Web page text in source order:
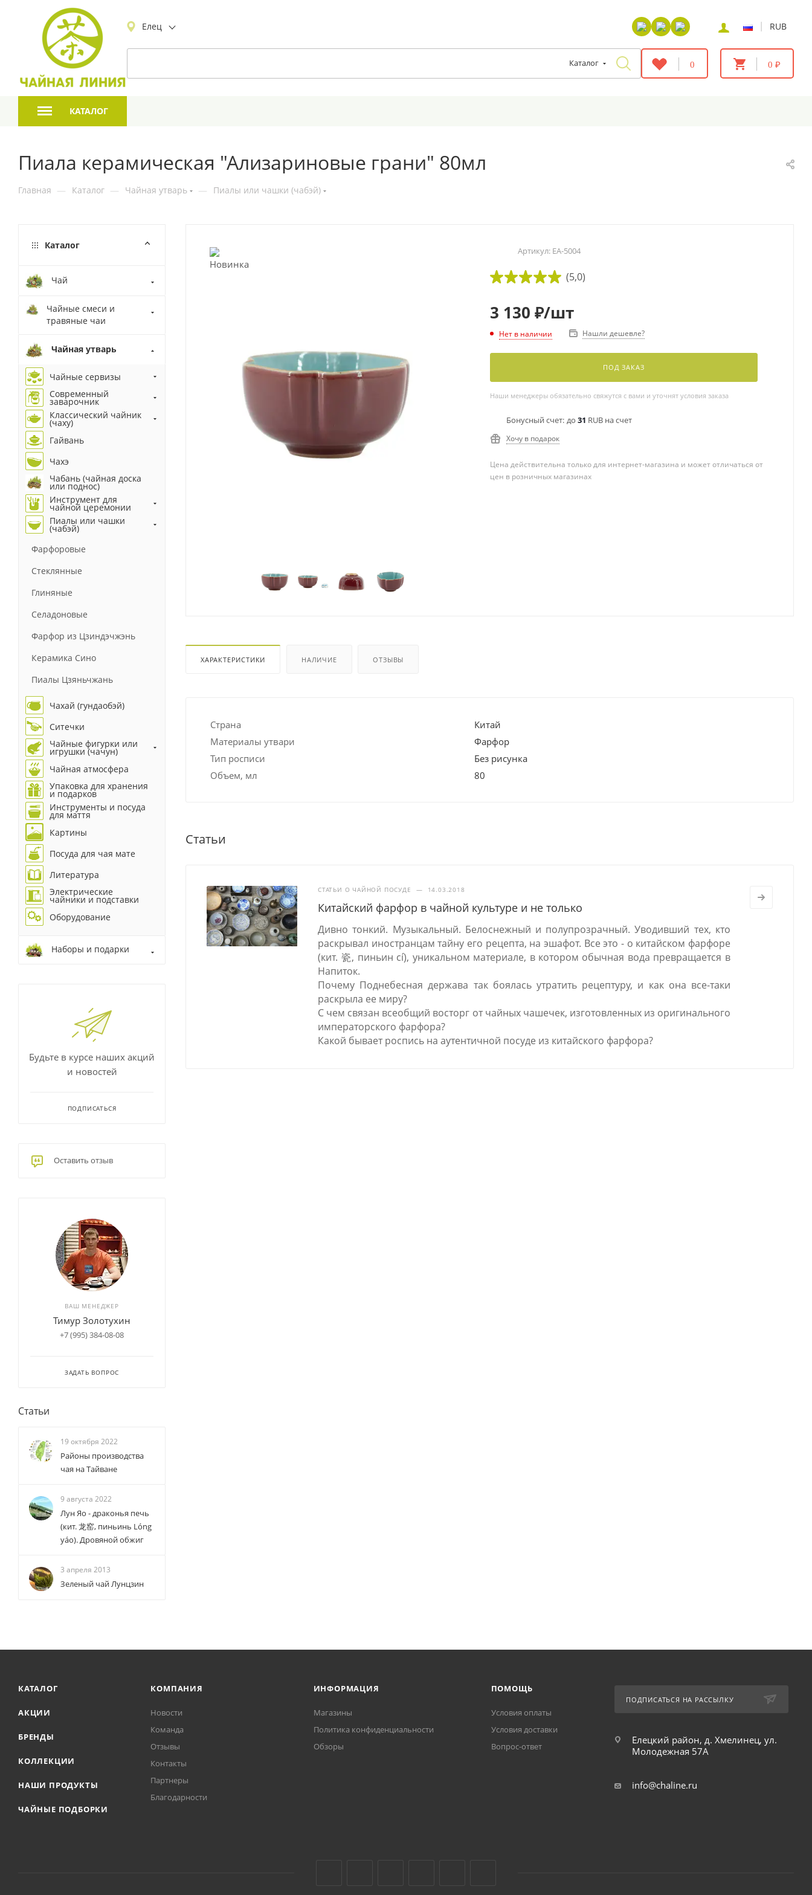
Елец | RUB
Каталог 0 0 ₽
КАТАЛОГ
Пиала керамическая "Ализариновые грани" 80мл
Главная — Каталог — Чайная утварь — Пиалы или чашки (чабэй)
Артикул: EA-5004
(5,0)
3 130 ₽/шт
Нет в наличии Нашли дешевле?
ПОД ЗАКАЗ
Наши менеджеры обязательно свяжутся с вами и уточнят условия заказа
Бонусный счет: до 31 RUB на счет
Хочу в подарок
Цена действительна только для интернет-магазина и может отличаться от
цен в розничных магазинах
ХАРАКТЕРИСТИКИ НАЛИЧИЕ ОТЗЫВЫ
Страна
Китай
Материалы утвари
Фарфор
Тип росписи
Без рисунка
Объем, мл
80
Статьи
СТАТЬИ О ЧАЙНОЙ ПОСУДЕ — 14.03.2018
Китайский фарфор в чайной культуре и не только
Дивно тонкий. Музыкальный. Белоснежный и полупрозрачный. Уводивший тех, кто
раскрывал иностранцам тайну его рецепта, на эшафот. Все это - о китайском фарфоре
(кит. 瓷, пиньин cí), уникальном материале, в котором обычная вода превращается в
Напиток.
Почему Поднебесная держава так боялась утратить рецептуру, и как она все-таки
раскрыла ее миру?
С чем связан всеобщий восторг от чайных чашечек, изготовленных из оригинального
императорского фарфора?
Какой бывает роспись на аутентичной посуде из китайского фарфора?
Каталог
Чай
Чайные смеси и
травяные чаи
Чайная утварь
Чайные сервизы
Современный
заварочник
Классический чайник
(чаху)
Гайвань
Чахэ
Чабань (чайная доска
или поднос)
Инструмент для
чайной церемонии
Пиалы или чашки
(чабэй)
Фарфоровые
Стеклянные
Глиняные
Селадоновые
Фарфор из Цзиндэчжэнь
Керамика Сино
Пиалы Цзяньчжань
Чахай (гундаобэй)
Ситечки
Чайные фигурки или
игрушки (чачун)
Чайная атмосфера
Упаковка для хранения
и подарков
Инструменты и посуда
для маття
Картины
Посуда для чая мате
Литература
Электрические
чайники и подставки
Оборудование
Наборы и подарки
Будьте в курсе наших акций
и новостей
ПОДПИСАТЬСЯ
Оставить отзыв
ВАШ МЕНЕДЖЕР
Тимур Золотухин
+7 (995) 384-08-08
ЗАДАТЬ ВОПРОС
Статьи
19 октября 2022
Районы производства
чая на Тайване
9 августа 2022
Лун Яо - драконья печь
(кит. 龙窑, пиньинь Lóng
yáo). Дровяной обжиг
3 апреля 2013
Зеленый чай Лунцзин
КАТАЛОГ
АКЦИИ
БРЕНДЫ
КОЛЛЕКЦИИ
НАШИ ПРОДУКТЫ
ЧАЙНЫЕ ПОДБОРКИ
КОМПАНИЯ
Новости
Команда
Отзывы
Контакты
Партнеры
Благодарности
ИНФОРМАЦИЯ
Магазины
Политика конфиденциальности
Обзоры
ПОМОЩЬ
Условия оплаты
Условия доставки
Вопрос-ответ
ПОДПИСАТЬСЯ НА РАССЫЛКУ
Елецкий район, д. Хмелинец, ул.
Молодежная 57А
info@chaline.ru